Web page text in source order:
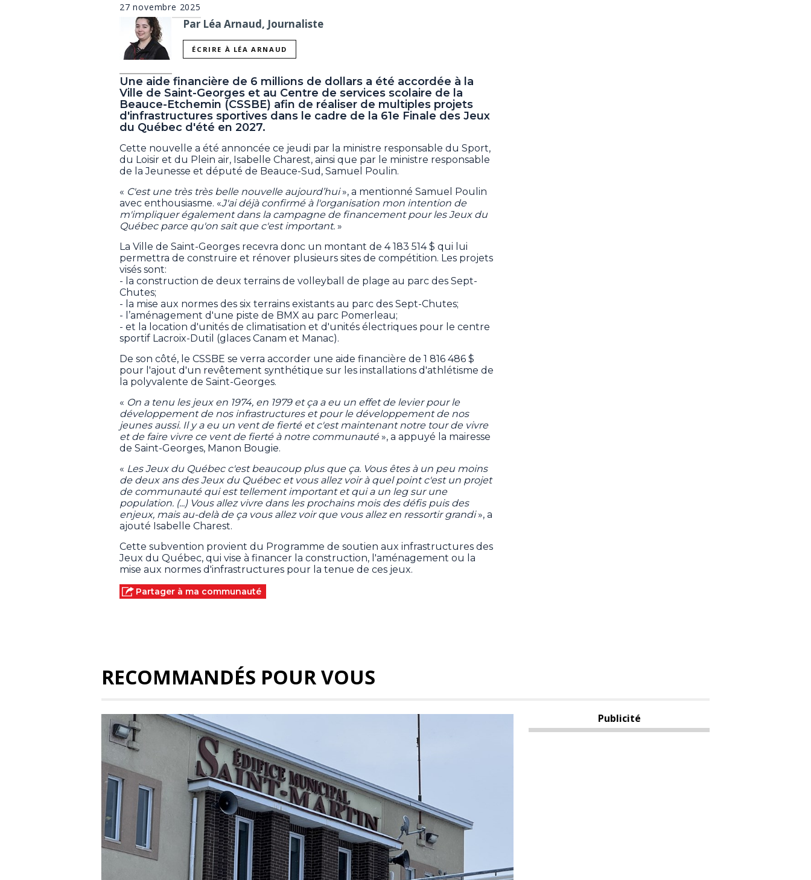
27 novembre 2025
Par Léa Arnaud, Journaliste
ÉCRIRE À LÉA ARNAUD
Une aide financière de 6 millions de dollars a été accordée à la
Ville de Saint-Georges et au Centre de services scolaire de la
Beauce-Etchemin (CSSBE) afin de réaliser de multiples projets
d'infrastructures sportives dans le cadre de la 61e Finale des Jeux
du Québec d'été en 2027.
Cette nouvelle a été annoncée ce jeudi par la ministre responsable du Sport,
du Loisir et du Plein air, Isabelle Charest, ainsi que par le ministre responsable
de la Jeunesse et député de Beauce-Sud, Samuel Poulin.
« C'est une très très belle nouvelle aujourd’hui», a mentionné Samuel Poulin
avec enthousiasme. «J'ai déjà confirmé à l'organisation mon intention de
m'impliquer également dans la campagne de financement pour les Jeux du
Québec parce qu'on sait que c'est important. »
La Ville de Saint-Georges recevra donc un montant de 4 183 514 $ qui lui
permettra de construire et rénover plusieurs sites de compétition. Les projets
visés sont:
- la construction de deux terrains de volleyball de plage au parc des Sept-
Chutes;
- la mise aux normes des six terrains existants au parc des Sept-Chutes;
- l’aménagement d'une piste de BMX au parc Pomerleau;
- et la location d'unités de climatisation et d'unités électriques pour le centre
sportif Lacroix-Dutil (glaces Canam et Manac).
De son côté, le CSSBE se verra accorder une aide financière de 1 816 486 $
pour l'ajout d'un revêtement synthétique sur les installations d'athlétisme de
la polyvalente de Saint-Georges.
« On a tenu les jeux en 1974, en 1979 et ça a eu un effet de levier pour le
développement de nos infrastructures et pour le développement de nos
jeunes aussi. Il y a eu un vent de fierté et c'est maintenant notre tour de vivre
et de faire vivre ce vent de fierté à notre communauté», a appuyé la mairesse
de Saint-Georges, Manon Bougie.
« Les Jeux du Québec c'est beaucoup plus que ça. Vous êtes à un peu moins
de deux ans des Jeux du Québec et vous allez voir à quel point c'est un projet
de communauté qui est tellement important et qui a un leg sur une
population. (...) Vous allez vivre dans les prochains mois des défis puis des
enjeux, mais au-delà de ça vous allez voir que vous allez en ressortir grandi», a
ajouté Isabelle Charest.
Cette subvention provient du Programme de soutien aux infrastructures des
Jeux du Québec, qui vise à financer la construction, l'aménagement ou la
mise aux normes d'infrastructures pour la tenue de ces jeux.
Partager à ma communauté
RECOMMANDÉS POUR VOUS
Publicité